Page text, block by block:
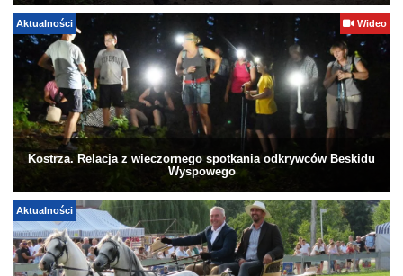
Aktualności Wideo
Kostrza. Relacja z wieczornego spotkania odkrywców Beskidu
Wyspowego
Aktualności